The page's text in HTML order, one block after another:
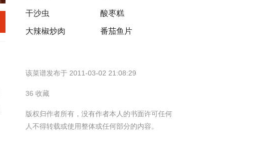
干沙虫
大辣椒炒肉
酸枣糕
番茄鱼片
该菜谱发布于 2011-03-02 21:08:29
36 收藏
版权归作者所有，没有作者本人的书面许可任何
人不得转载或使用整体或任何部分的内容。